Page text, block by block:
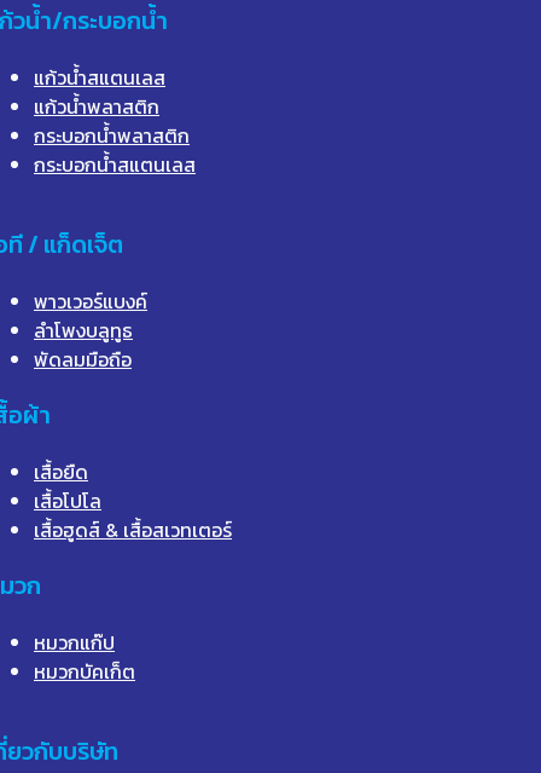
วน้ำ/กระบอกน้ำ
แก้วน้ำสแตนเลส
แก้วน้ำพลาสติก
กระบอกน้ำพลาสติก
กระบอกน้ำสแตนเลส
ที / แก็ดเจ็ต
พาวเวอร์แบงค์
ลำโพงบลูทูธ
พัดลมมือถือ
อผ้า
เสื้อยืด
เสื้อโปโล
เสื้อฮูดส์ & เสื้อสเวทเตอร์
วก
หมวกแก๊ป
หมวกบัคเก็ต
ยวกับบริษัท